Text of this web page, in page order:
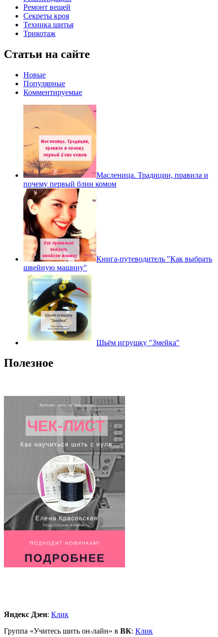
Ремонт вещей
Секреты кроя
Техника шитья
Трикотаж
Статьи на сайте
Новые
Популярные
Комментируемые
Масленица. Традиции, правила и
почему первый блин комом
Книга-путеводитель "Как выбрать
швейную машину"
Шьём игрушку "Змейка"
Полезное
Яндекс Дзен: Клик
Группа «Учитесь шить он-лайн» в ВК: Клик